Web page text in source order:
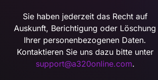
Sie haben jederzeit das Recht auf
Auskunft, Berichtigung oder Löschung
Ihrer personenbezogenen Daten.
Kontaktieren Sie uns dazu bitte unter
support@a320online.com.